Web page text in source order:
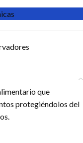
que
protegiéndolos del